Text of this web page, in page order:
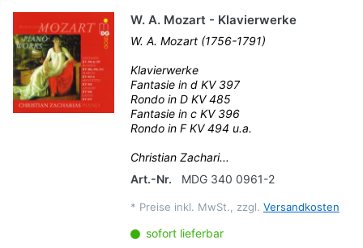
W. A. Mozart - Klavierwerke
W. A. Mozart (1756-1791)
Klavierwerke
Fantasie in d KV 397
Rondo in D KV 485
Fantasie in c KV 396
Rondo in F KV 494 u.a.
Christian Zachari...
Art.-Nr.
MDG 340 0961-2
* Preise inkl. MwSt., zzgl. Versandkosten
sofort lieferbar